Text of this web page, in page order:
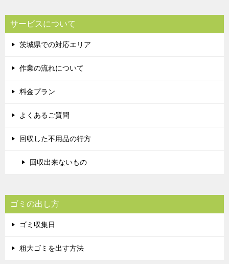
サービスについて
茨城県での対応エリア
作業の流れについて
料金プラン
よくあるご質問
回収した不用品の行方
回収出来ないもの
ゴミの出し方
ゴミ収集日
粗大ゴミを出す方法